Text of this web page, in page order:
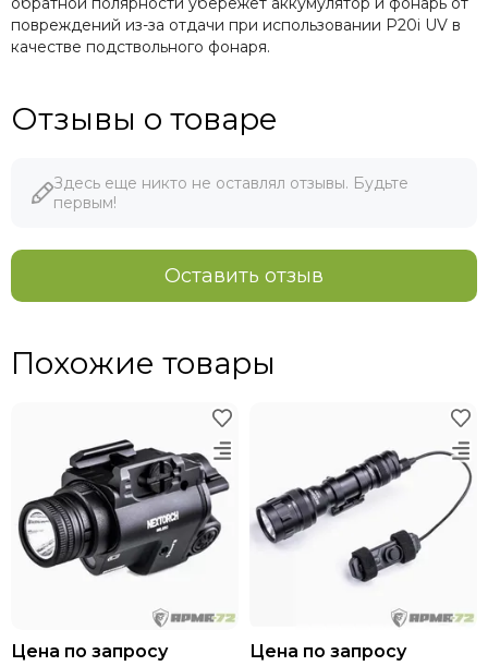
повреждений из-за отдачи при использовании P20i UV в
качестве подствольного фонаря.
Отзывы о товаре
Здесь еще никто не оставлял отзывы. Будьте
первым!
Оставить отзыв
Похожие товары
Цена по запросу Цена по запросу